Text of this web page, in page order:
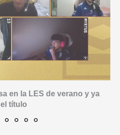
en la LES de verano y ya
título